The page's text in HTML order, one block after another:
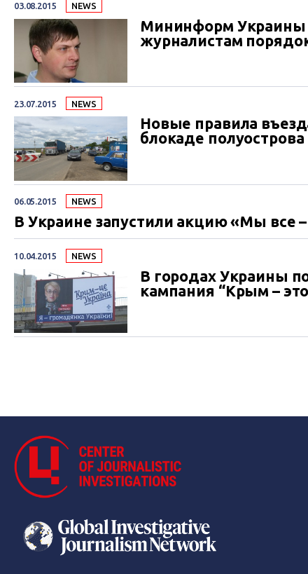
03.08.2015 NEWS
Мининформ Украины
журналистам
23.07.2015 NEWS
Новые правила
блокаде полуострова
06.05.2015 NEWS
В Украине запустили акцию «Мы все
10.04.2015 NEWS
В городах Украины
кампания “Крым –